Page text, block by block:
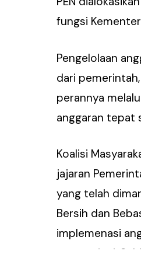
fungsi
Pengelolaan
dari
perannya
anggaran tepat
Koalisi
jajaran
yang telah
Bersih dan
implemenasi
secara rinci.